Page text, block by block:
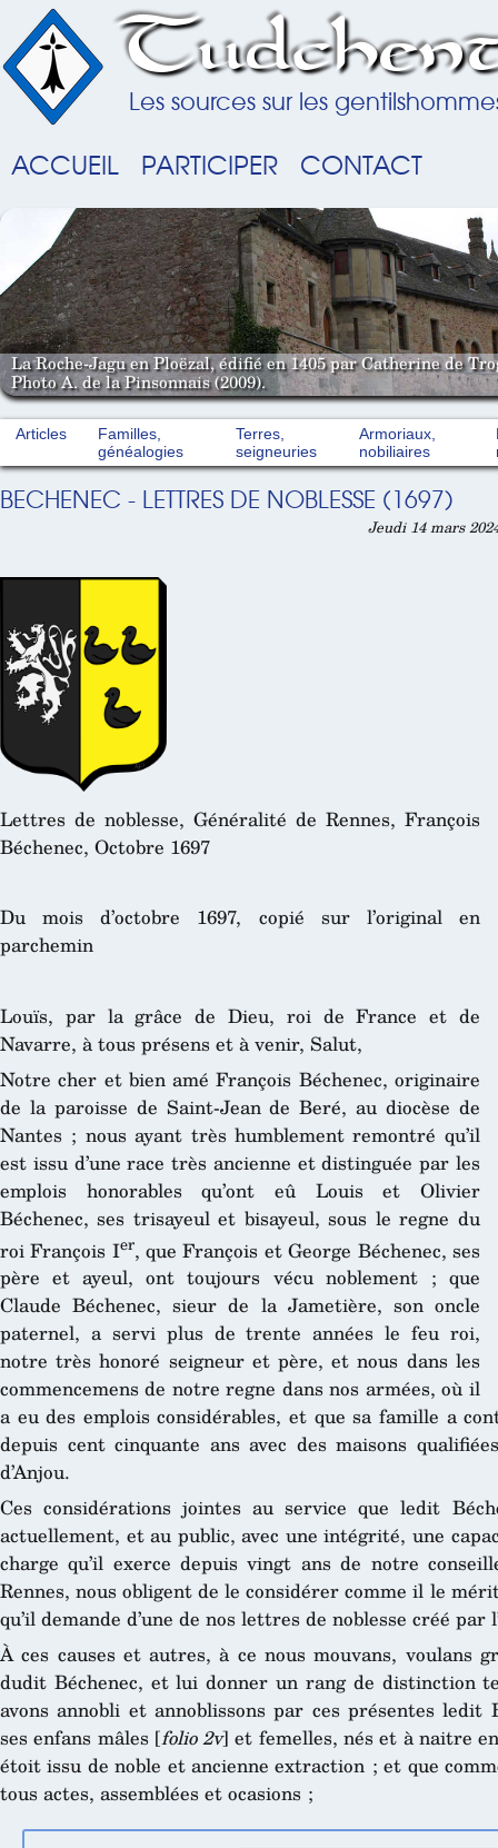
Les sources sur les
ACCUEIL PARTICIPER CONTACT
La Roche-Jagu en Ploëzal, édifié en 1405 par Catherine de
Photo A. de la Pinsonnais (2009).
Articles
Familles,
généalogies
Terres,
seigneuries
Armoriaux,
nobiliaires
BECHENEC - LETTRES DE NOBLESSE (1697)
Jeudi 14 mars
Lettres de noblesse, Généralité de Rennes, François
Béchenec, Octobre 1697
Du mois d’octobre 1697, copié sur l’original en
parchemin
Louïs, par la grâce de Dieu, roi de France et de
Navarre, à tous présens et à venir, Salut,
Notre cher et bien amé François Béchenec, originaire
de la paroisse de Saint-Jean de Beré, au diocèse de
Nantes ; nous ayant très humblement remontré qu’il
est issu d’une race très ancienne et distinguée par les
emplois honorables qu’ont eû Louis et Olivier
Béchenec, ses trisayeul et bisayeul, sous le regne du
roi François Ier, que François et George Béchenec, ses
père et ayeul, ont toujours vécu noblement ; que
Claude Béchenec, sieur de la Jametière, son oncle
paternel, a servi plus de trente années le feu roi,
notre très honoré seigneur et père, et nous dans les
commencemens de notre regne dans nos armées, où il
a eu des emplois considérables, et que sa famille a
depuis cent cinquante ans avec des maisons
d’Anjou.
Ces considérations jointes au service que ledit
actuellement, et au public, avec une intégrité, une
charge qu’il exerce depuis vingt ans de notre
Rennes, nous obligent de le considérer comme il le
qu’il demande d’une de nos lettres de noblesse créé par
À ces causes et autres, à ce nous mouvans, voulans
dudit Béchenec, et lui donner un rang de distinction
avons annobli et annoblissons par ces présentes ledit
ses enfans mâles [folio 2v] et femelles, nés et à naitre
étoit issu de noble et ancienne extraction ; et que
tous actes, assemblées et ocasions ;